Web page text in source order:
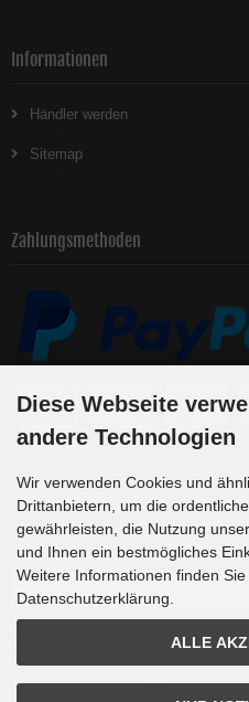
Informationen
Händler werden
Sitemap
Zahlungsmethoden
Newsletter-Anmeldung
E-Mail-Adresse:
Diese Webseite
andere Technologien
Wir verwenden Cookies und
Drittanbietern, um die
gewährleisten, die Nutzung
und Ihnen ein bestmögliches
Weitere Informationen finden
Datenschutzerklärung.
ALLE